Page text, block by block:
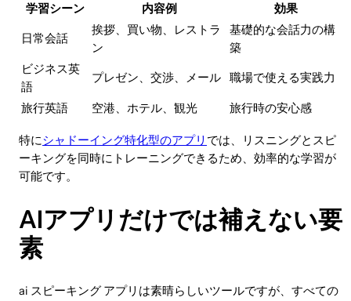
学習シーン 内容例 効果
日常会話
挨拶、買い物、レストラ
ン
基礎的な会話力の構
築
ビジネス英
語
プレゼン、交渉、メール 職場で使える実践力
旅行英語 空港、ホテル、観光 旅行時の安心感
特にシャドーイング特化型のアプリ では、リスニングとスピ
ーキングを同時にトレーニングできるため、効率的な学習が
可能です。
AIアプリだけでは補えない要
素
ai スピーキング アプリは素晴らしいツールですが、すべての